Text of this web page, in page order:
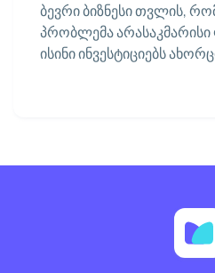
ბევრი ბიზნესი თვლის,
პრობლემა
ისინი ინვესტიციებს